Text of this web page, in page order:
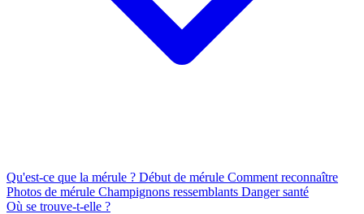
Qu'est-ce que la mérule ? Début de mérule Comment reconnaître
Photos de mérule Champignons ressemblants Danger santé
Où se trouve-t-elle ?